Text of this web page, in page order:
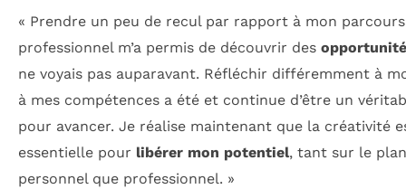
« Prendre un peu de recul par rapport à mon parcours
professionnel m’a permis de découvrir des
ne voyais pas auparavant. Réfléchir différemment à
à mes compétences a été et continue d’être un
pour avancer. Je réalise maintenant que la créativité
essentielle pour libérer mon potentiel, tant sur le plan
personnel que professionnel. »